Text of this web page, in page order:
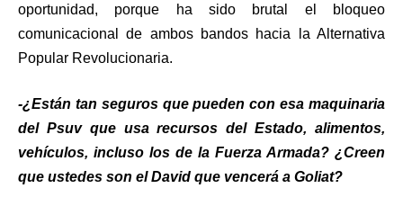
oportunidad, porque ha sido brutal el bloqueo
comunicacional de ambos bandos hacia la Alternativa
Popular Revolucionaria.
-¿Están tan seguros que pueden con esa maquinaria
del Psuv que usa recursos del Estado, alimentos,
vehículos, incluso los de la Fuerza Armada? ¿Creen
que ustedes son el David que vencerá a Goliat?